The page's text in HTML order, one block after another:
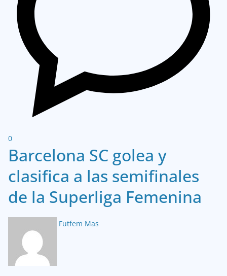
0
Barcelona SC golea y
clasifica a las semifinales
de la Superliga Femenina
Futfem Mas